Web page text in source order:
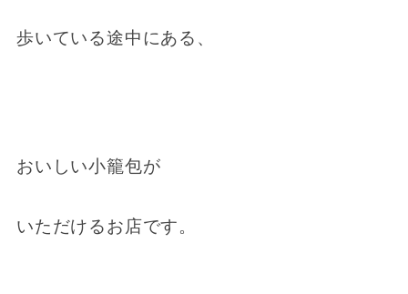
歩いている途中にある、
おいしい小籠包が
いただけるお店です。